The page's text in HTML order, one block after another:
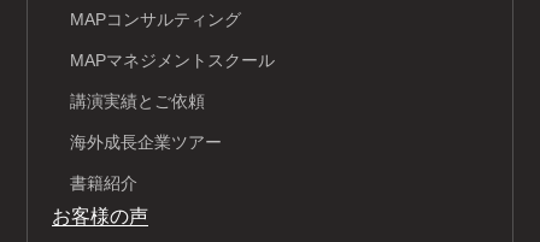
MAPコンサルティング
MAPマネジメントスクール
講演実績とご依頼
海外成長企業ツアー
書籍紹介
お客様の声